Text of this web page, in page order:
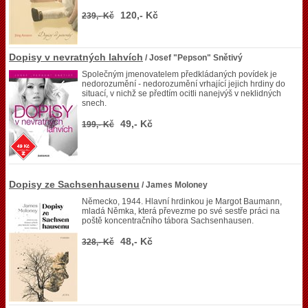
239,- Kč 120,- Kč
Dopisy v nevratných lahvích / Josef "Pepson" Snětivý
Společným jmenovatelem předkládaných povídek je
nedorozumění - nedorozumění vrhající jejich hrdiny do
situací, v nichž se předtím ocitli nanejvýš v neklidných
snech.
199,- Kč 49,- Kč
Dopisy ze Sachsenhausenu / James Moloney
Německo, 1944. Hlavní hrdinkou je Margot Baumann,
mladá Němka, která převezme po své sestře práci na
poště koncentračního tábora Sachsenhausen.
328,- Kč 48,- Kč